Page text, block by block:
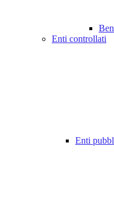
Enti controllati
Enti